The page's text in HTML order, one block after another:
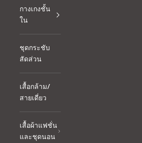
กางเกงชั้น
ใน
ชุดกระชับ
สัดส่วน
เสื้อกล้าม/
สายเดี่ยว
เสื้อผ้าแฟชั่น
และชุดนอน